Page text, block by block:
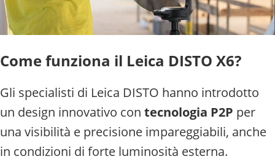
Come funziona il Leica DISTO X6?
Gli specialisti di Leica DISTO hanno introdotto
un design innovativo con tecnologia P2P per
una visibilità e precisione impareggiabili, anche
in condizioni di forte luminosità esterna.